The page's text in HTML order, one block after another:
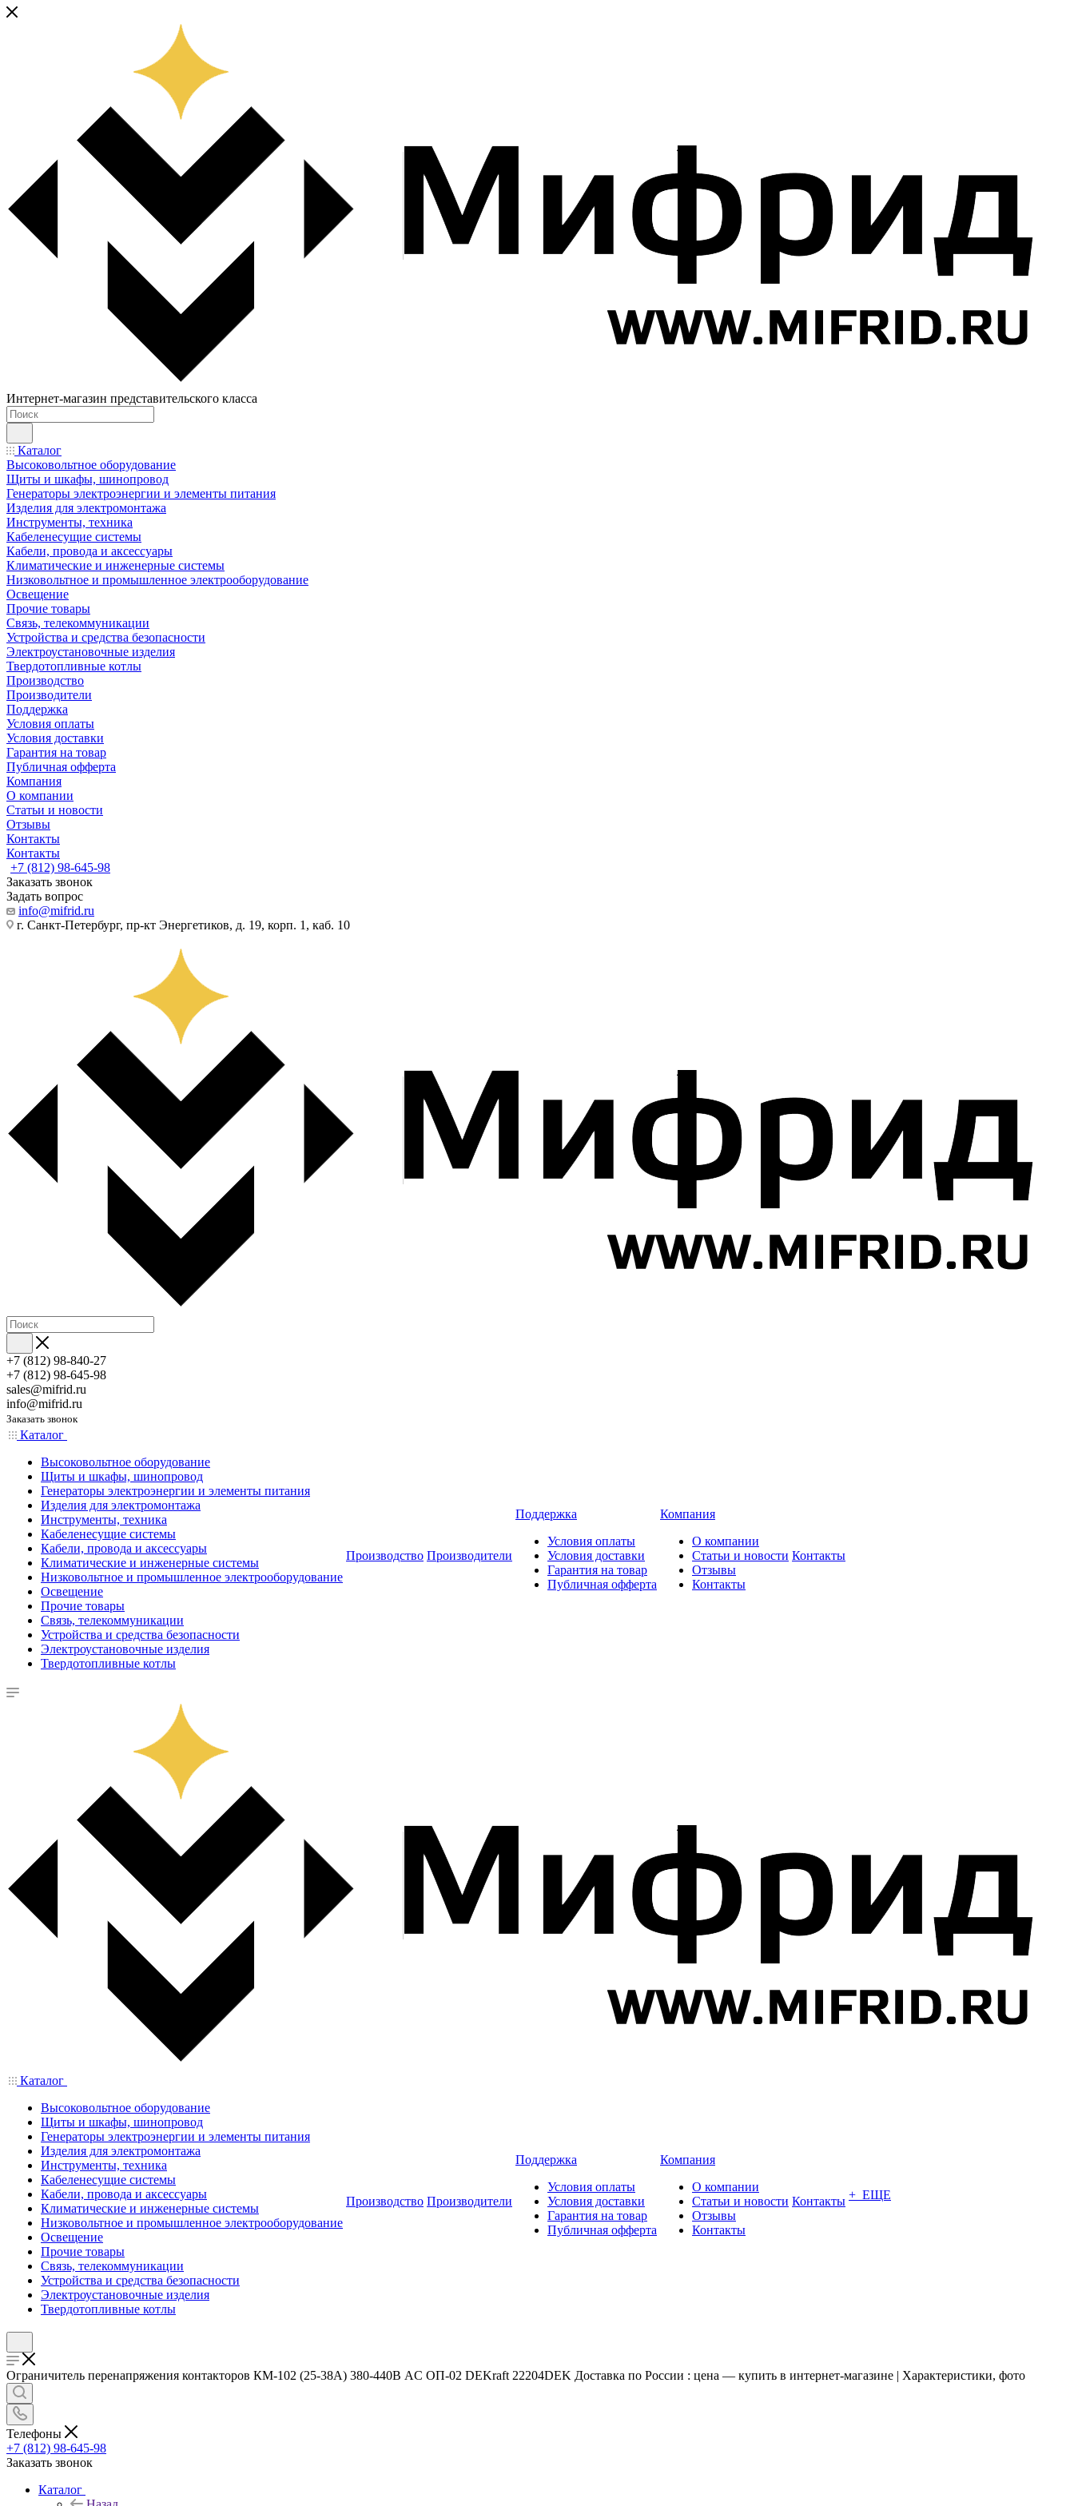
Интернет-магазин представительского класса
Каталог
Высоковольтное оборудование
Щиты и шкафы, шинопровод
Генераторы электроэнергии и элементы питания
Изделия для электромонтажа
Инструменты, техника
Кабеленесущие системы
Кабели, провода и аксессуары
Климатические и инженерные системы
Низковольтное и промышленное электрооборудование
Освещение
Прочие товары
Связь, телекоммуникации
Устройства и средства безопасности
Электроустановочные изделия
Твердотопливные котлы
Производство
Производители
Поддержка
Условия оплаты
Условия доставки
Гарантия на товар
Публичная офферта
Компания
О компании
Статьи и новости
Отзывы
Контакты
Контакты
+7 (812) 98-645-98
Заказать звонок
Задать вопрос
info@mifrid.ru
г. Санкт-Петербург, пр-кт Энергетиков, д. 19, корп. 1, каб. 10
+7 (812) 98-840-27
+7 (812) 98-645-98
sales@mifrid.ru
info@mifrid.ru
Заказать звонок
Каталог
Высоковольтное оборудование
Щиты и шкафы, шинопровод
Генераторы электроэнергии и элементы питания
Изделия для электромонтажа
Инструменты, техника
Кабеленесущие системы
Кабели, провода и аксессуары
Климатические и инженерные системы
Низковольтное и промышленное электрооборудование
Освещение
Прочие товары
Связь, телекоммуникации
Устройства и средства безопасности
Электроустановочные изделия
Твердотопливные котлы
Производство Производители
Поддержка
Условия оплаты
Условия доставки
Гарантия на товар
Публичная офферта
Компания
О компании
Статьи и новости
Отзывы
Контакты
Контакты
Каталог
Высоковольтное оборудование
Щиты и шкафы, шинопровод
Генераторы электроэнергии и элементы питания
Изделия для электромонтажа
Инструменты, техника
Кабеленесущие системы
Кабели, провода и аксессуары
Климатические и инженерные системы
Низковольтное и промышленное электрооборудование
Освещение
Прочие товары
Связь, телекоммуникации
Устройства и средства безопасности
Электроустановочные изделия
Твердотопливные котлы
Производство Производители
Поддержка
Условия оплаты
Условия доставки
Гарантия на товар
Публичная офферта
Компания
О компании
Статьи и новости
Отзывы
Контакты
Контакты + ЕЩЕ
Ограничитель перенапряжения контакторов КМ-102 (25-38А) 380-440В AC ОП-02 DEKraft 22204DEK Доставка по России : цена — купить в интернет-магазине | Характеристики, фото
Телефоны
+7 (812) 98-645-98
Заказать звонок
Каталог